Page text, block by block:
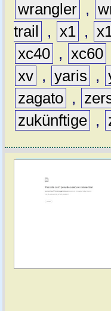
wrangler ,
trail
, x1 ,
xc40 , xc60
xv , yaris ,
zagato ,
zukünftige ,